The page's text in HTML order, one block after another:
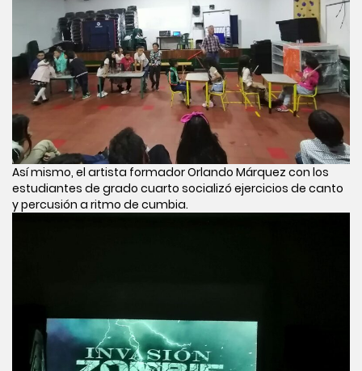
Así mismo, el artista formador Orlando Márquez con los
estudiantes de grado cuarto socializó ejercicios de canto
y percusión a ritmo de cumbia.